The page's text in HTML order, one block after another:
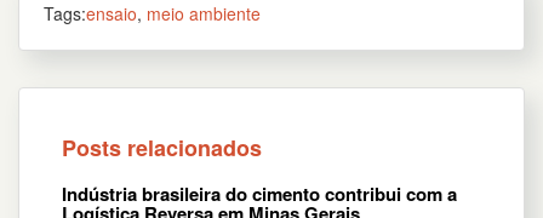
Tags:ensaio, meio ambiente
Posts relacionados
Indústria brasileira do cimento contribui com a